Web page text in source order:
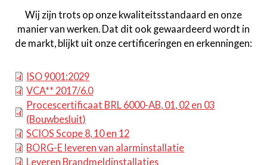
Wij zijn trots op onze kwaliteitsstandaard en onze
manier van werken. Dat dit ook gewaardeerd wordt in
de markt, blijkt uit onze certificeringen en erkenningen:
ISO 9001:2029
VCA** 2017/6.0
Procescertificaat BRL 6000-AB, 01, 02 en 03
(Bouwbesluit)
SCIOS Scope 8, 10 en 12
BORG-E leveren van alarminstallatie
Leveren Brandmeldinstallaties